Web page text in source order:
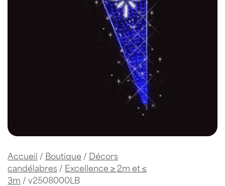
Accueil / Boutique / Décors
candélabres / Excellence ≥ 2m et ≤
3m / v2508000LB